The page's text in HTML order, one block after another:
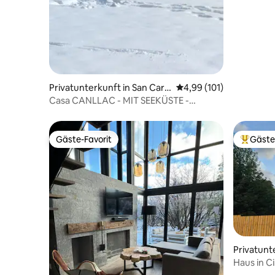
Privatunterkunft in San Carl
os de Bariloche
Durchschnittliche
4,99 (101)
Casa CANLLAC - MIT SEEKÜSTE -
Gäste-Favorit
Gäste-Favorit
os de
Haus in